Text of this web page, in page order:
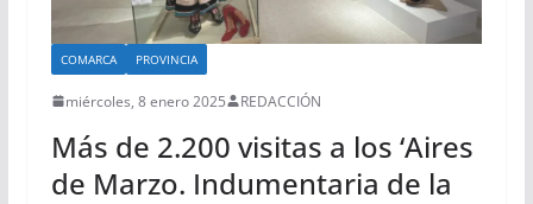
COMARCA PROVINCIA
miércoles, 8 enero 2025 REDACCIÓN
Más de 2.200 visitas a los ‘Aires
de Marzo. Indumentaria de la